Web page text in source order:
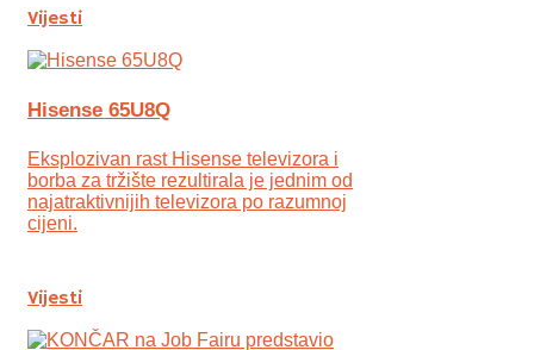
Vijesti
Hisense 65U8Q
Eksplozivan rast Hisense televizora i
borba za tržište rezultirala je jednim od
najatraktivnijih televizora po razumnoj
cijeni.
Vijesti